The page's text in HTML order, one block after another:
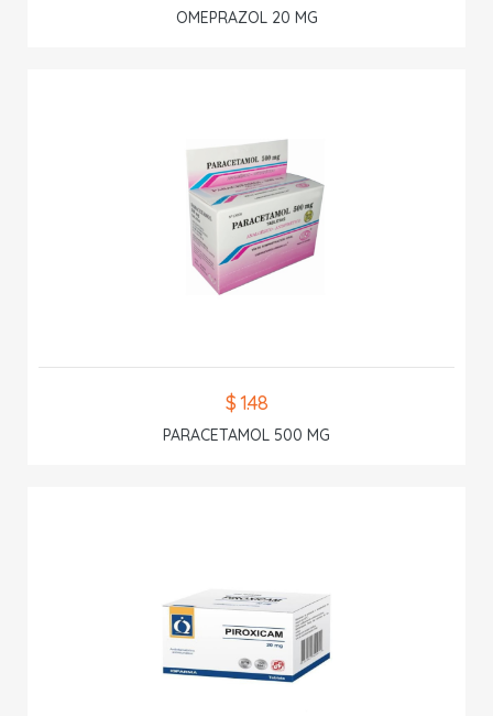
OMEPRAZOL 20 MG
$ 1.48
PARACETAMOL 500 MG